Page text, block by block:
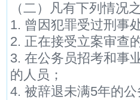
（二）凡有下列情况
1. 曾因犯罪受过刑事
2. 正在接受立案审查
3. 在公务员招考和事
的人员；
4. 被辞退未满5年的